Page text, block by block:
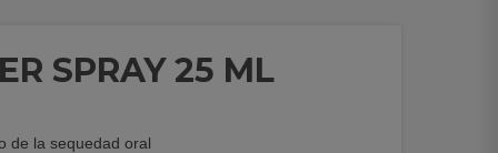
SPRAY 25 ML
de la sequedad oral